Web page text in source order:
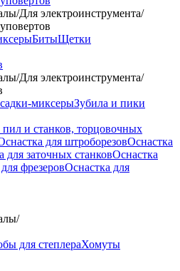
/Для электроинструмента/
БитыЩетки
/Для электроинструмента/
миксерыЗубила и пики
и станков, торцовочных
для штроборезовОснастка
для заточных станковОснастка
фрезеровОснастка для
/
для степлераХомуты